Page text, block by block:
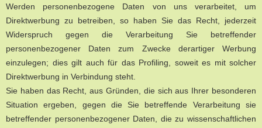
Werden personenbezogene Daten von uns verarbeitet, um
Direktwerbung zu betreiben, so haben Sie das Recht, jederzeit
Widerspruch gegen die Verarbeitung Sie betreffender
personenbezogener Daten zum Zwecke derartiger Werbung
einzulegen; dies gilt auch für das Profiling, soweit es mit solcher
Direktwerbung in Verbindung steht.
Sie haben das Recht, aus Gründen, die sich aus Ihrer besonderen
Situation ergeben, gegen die Sie betreffende Verarbeitung sie
betreffender personenbezogener Daten, die zu wissenschaftlichen